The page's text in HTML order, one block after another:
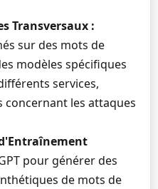
Transversaux :
sur des mots de
modèles spécifiques
services,
concernant les attaques
pour générer des
de mots de